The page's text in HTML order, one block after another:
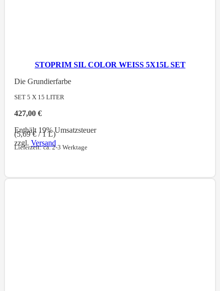
STOPRIM SIL COLOR WEISS 5X15L SET
Die Grundierfarbe
SET 5 X 15 LITER
427,00€
Enthält 19% Umsatzsteuer
(5,69€/ 1 L)
zzgl.Versand
Lieferzeit: ca. 2-3 Werktage